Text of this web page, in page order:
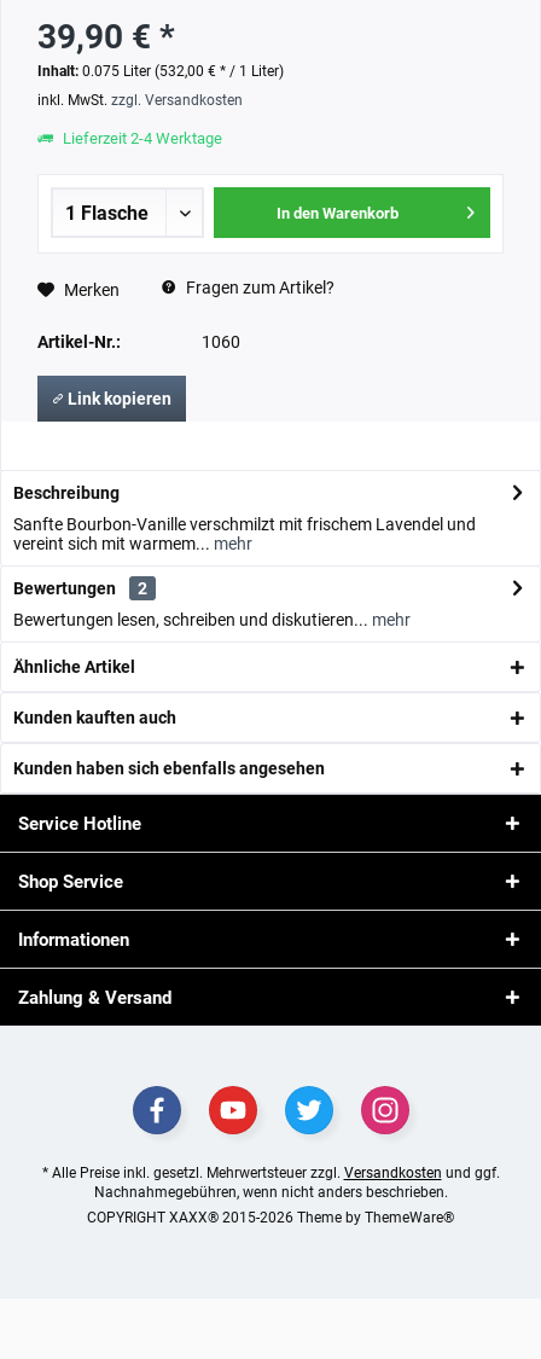
39,90 € *
Inhalt: 0.075 Liter (532,00 € * / 1 Liter)
inkl. MwSt. zzgl. Versandkosten
Lieferzeit 2-4 Werktage
In den Warenkorb
Merken Fragen zum Artikel?
Artikel-Nr.: 1060
Link kopieren
Beschreibung
Sanfte Bourbon-Vanille verschmilzt mit frischem Lavendel und
vereint sich mit warmem... mehr
Bewertungen
2
Bewertungen lesen, schreiben und diskutieren... mehr
Ähnliche Artikel
Kunden kauften auch
Kunden haben sich ebenfalls angesehen
Service Hotline
Shop Service
Informationen
Zahlung & Versand
* Alle Preise inkl. gesetzl. Mehrwertsteuer zzgl. Versandkosten und ggf.
Nachnahmegebühren, wenn nicht anders beschrieben.
COPYRIGHT XAXX® 2015-2026 Theme by ThemeWare®